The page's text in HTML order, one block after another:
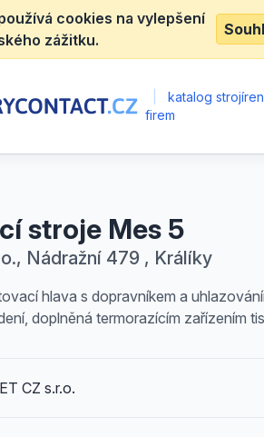
cookies na vylepšení
zážitku.
katalog
firem
stroje Mes 5
Nádražní 479 , Králíky
hlava s dopravníkem a
doplněná termorazícím zařízením
CZ s.r.o.